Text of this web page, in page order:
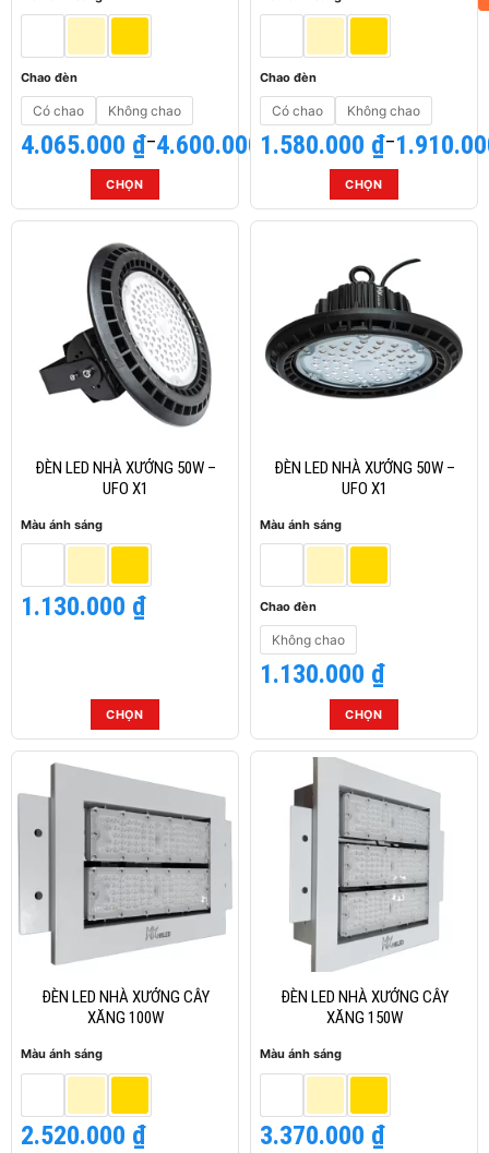
trang
trang
Chao đèn
Có chao Không chao
4.065.000 ₫–4.600.000₫
Khoảng
giá:
4.065.000 ₫
đến
4.600.000 ₫
CHỌN
Sản
này
có
nhiều
biến
thể.
Các
tùy
chọn
thể
được
trang
sản
phẩm
Chao đèn
Có chao Không chao
1.580.000 ₫–
Khoảng
giá:
1.580.000 ₫
đến
CHỌN
Sản
có
nhiều
biến
thể.
Các
tùy
thể
được
trang
sản
ĐÈN LED NHÀ XƯỞNG 50W –
UFO X1
Màu ánh sáng
1.130.000 ₫
CHỌN
Sản
này
có
nhiều
biến
thể.
Các
tùy
chọn
thể
được
trang
phẩm
ĐÈN LED NHÀ XƯỞNG 50W –
UFO X1
Màu ánh sáng
Chao đèn
Không chao
1.130.000 ₫
CHỌN
Sản
phẩm
nhiều
biến
thể.
Các
tùy
chọn
thể
được
trang
phẩm
ĐÈN LED NHÀ XƯỞNG CÂY
XĂNG 100W
Màu ánh sáng
2.520.000 ₫
ĐÈN LED NHÀ XƯỞNG CÂY
XĂNG 150W
Màu ánh sáng
3.370.000 ₫